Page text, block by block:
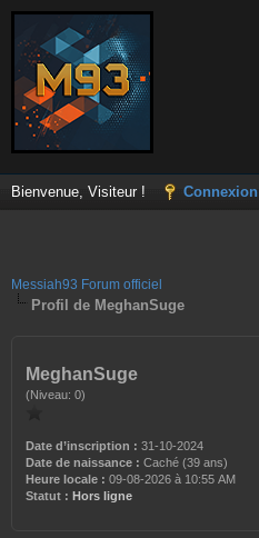
Bienvenue, Visiteur ! Connexion
Messiah93 Forum officiel
Profil de MeghanSuge
MeghanSuge
(Niveau: 0)
Date d’inscription : 31-10-2024
Date de naissance : Caché (39 ans)
Heure locale : 09-08-2026 à 10:55 AM
Statut : Hors ligne